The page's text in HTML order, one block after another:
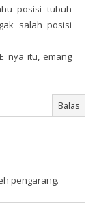
posisi tubuh
salah posisi
nya itu, emang
Balas
pengarang.